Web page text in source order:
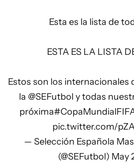
Esta es la lista de
ESTA ES LA LISTA
Estos son los internacionales
la @SEFutbol y todas
próxima
pic.twitter.com/
— Selección Española
(@SEFutbol) May